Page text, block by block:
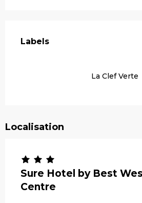
Labels
Labels
La Clef Verte
Localisation
Sure Hotel by Best
Centre